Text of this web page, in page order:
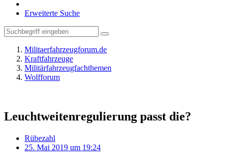
Erweiterte Suche
Militaerfahrzeugforum.de
Kraftfahrzeuge
Militärfahrzeugfachthemen
Wolfforum
Leuchtweitenregulierung passt die?
Rübezahl
25. Mai 2019 um 19:24